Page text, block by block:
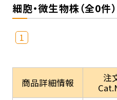
細胞・微生物株（全0件）
1
商品詳細情報
注